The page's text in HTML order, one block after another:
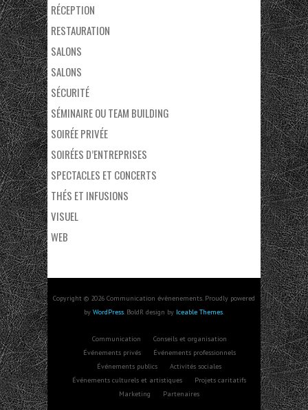
RÉCEPTION
RESTAURATION
SALONS
SALONS
SÉCURITÉ
SÉMINAIRE OU TEAM BUILDING
SOIRÉE PRIVÉE
SOIRÉES D’ENTREPRISES
SPECTACLES ET CONCERTS
THÉS ET INFUSIONS
VISUEL
WEB
Copyright © 2026 Communication évènenements. Proudly powered
by WordPress. BoldR design by Iceable Themes.
Communication
Conseils et organisation
Événements privés
Événements professionnels
Événements publics
Activités sociales
Événements culturels et artistiques
Projets caritatifs
Marketing
Partenaires